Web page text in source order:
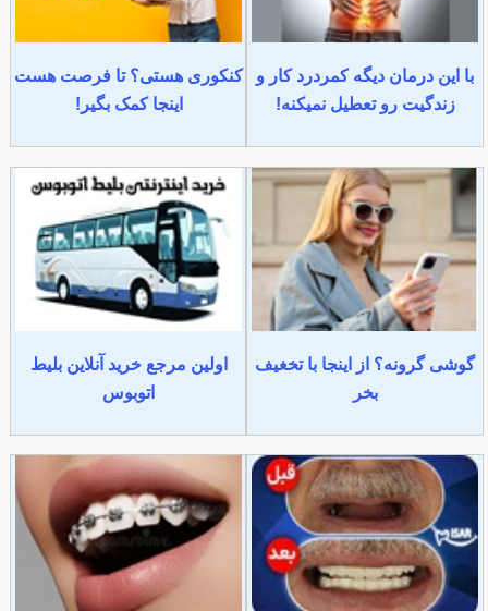
با این درمان دیگه کمردرد کار و
زندگیت رو تعطیل نمیکنه!
کنکوری هستی؟ تا فرصت هست
اینجا کمک بگیر!
گوشی گرونه؟ از اینجا با تخغیف
بخر
اولین مرجع خرید آنلاین بلیط
اتوبوس